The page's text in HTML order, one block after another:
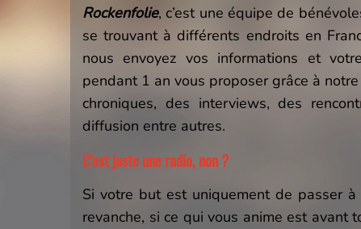
Rockenfolie, c’est une équipe de
se trouvant à différents endroits en
nous envoyez vos informations et
pendant 1 an vous proposer grâce à
chroniques, des interviews, des
diffusion entre autres.
C'est juste une radio, non ?
Si votre but est uniquement de passer
revanche, si ce qui vous anime est avant